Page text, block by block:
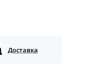
Доставка